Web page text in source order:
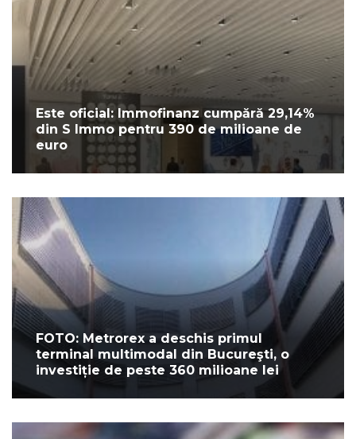
Este oficial: Immofinanz cumpără 29,14%
din S Immo pentru 390 de milioane de
euro
FOTO: Metrorex a deschis primul
terminal multimodal din Bucureşti, o
investiție de peste 360 milioane lei